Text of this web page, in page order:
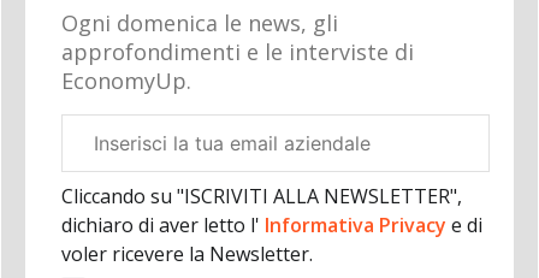
Ogni domenica le news, gli
approfondimenti e le interviste di
EconomyUp.
aziendale
Cliccando su "ISCRIVITI ALLA NEWSLETTER",
dichiaro di aver letto l' Informativa Privacy e di
voler ricevere la Newsletter.